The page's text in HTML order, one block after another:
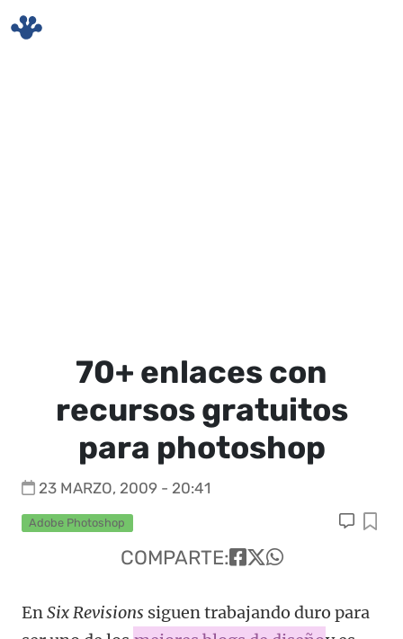
70+ enlaces con
recursos gratuitos
para photoshop
23 MARZO, 2009 - 20:41
Adobe Photoshop
COMPARTE:
EnSix Revisions siguen trabajando duro para